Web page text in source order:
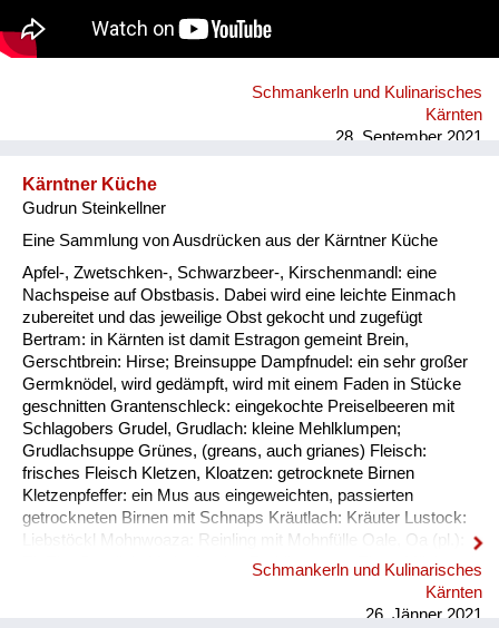
Schmankerln und Kulinarisches
Kärnten
28. September 2021
Kärntner Küche
Gudrun Steinkellner
Eine Sammlung von Ausdrücken aus der Kärntner Küche
Apfel-, Zwetschken-, Schwarzbeer-, Kirschenmandl: eine
Nachspeise auf Obstbasis. Dabei wird eine leichte Einmach
zubereitet und das jeweilige Obst gekocht und zugefügt
Bertram: in Kärnten ist damit Estragon gemeint Brein,
Gerschtbrein: Hirse; Breinsuppe Dampfnudel: ein sehr großer
Germknödel, wird gedämpft, wird mit einem Faden in Stücke
geschnitten Grantenschleck: eingekochte Preiselbeeren mit
Schlagobers Grudel, Grudlach: kleine Mehlklumpen;
Grudlachsuppe Grünes, (greans, auch grianes) Fleisch:
frisches Fleisch Kletzen, Kloatzen: getrocknete Birnen
Kletzenpfeffer: ein Mus aus eingeweichten, passierten
getrockneten Birnen mit Schnaps Kräutlach: Kräuter Lustock:
Liebstöckl Mohnwoaza: Reinling mit Mohnfülle Oale, Oa (pl.):
Ei, Eier Oamilch: Vorläufer des Puddings, aus Eiern, Milch und
Lavanttal, Mohnwoaza mit einem Saft aus Dörrobst und
Schmankerln und Kulinarisches
Kärnten
26. Jänner 2021